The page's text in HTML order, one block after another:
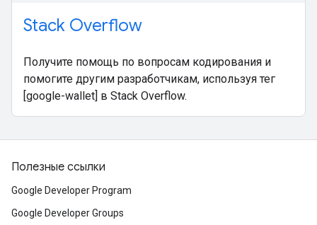
Stack Overflow
Получите помощь по вопросам кодирования и
помогите другим разработчикам, используя тег
[google-wallet] в Stack Overflow.
Полезные ссылки
Google Developer Program
Google Developer Groups